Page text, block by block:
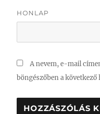
HONLAP
A nevem, e-mail
böngészőben a